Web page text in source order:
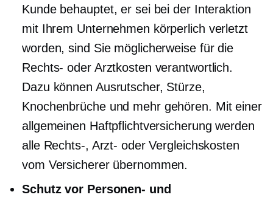
Kunde behauptet, er sei bei der Interaktion
mit Ihrem Unternehmen körperlich verletzt
worden, sind Sie möglicherweise für die
Rechts- oder Arztkosten verantwortlich.
Dazu können Ausrutscher, Stürze,
Knochenbrüche und mehr gehören. Mit einer
allgemeinen Haftpflichtversicherung werden
alle Rechts-, Arzt- oder Vergleichskosten
vom Versicherer übernommen.
Schutz vor Personen- und